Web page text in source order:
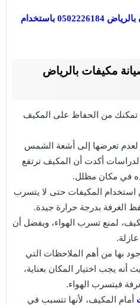
شركة مكافحة الفئران بالرياض 0502226184 باستخدام
مكيفات بالرياض
تمكنك من الحفاظ على المكيف
لعدم تعرضها إلى أشعة الشمس
أكدت أن المكيف ترتفع
في مكان مظلل.
استخدام المكيفات حتى لا يتسرب
الغرفة بدرجة حرارة جيدة.
لمنع تسرب الهواء، ويفضل أن
بها من أهم الملاحظات التي
أنه يجب اختيار المكان بعناية،
فيتسرب الهواء.
أمام المكيف، لأنها تتسبب في